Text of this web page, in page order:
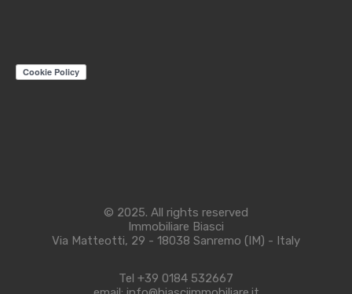
© 2025. All rights reserved
Immobiliare Biasci
Via Matteotti, 29 - 18038 Sanremo (IM) - Italy
Tel +39 0184 532667